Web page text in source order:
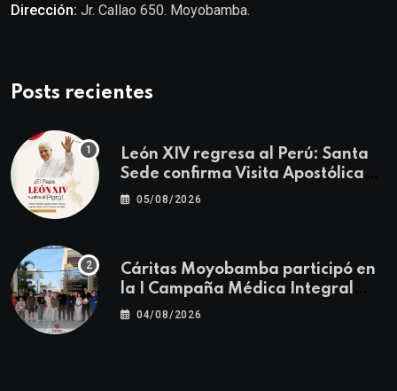
Dirección: Jr. Callao 650. Moyobamba.
Posts recientes
León XIV regresa al Perú: Santa
Sede confirma Visita Apostólica
del 11 al 17 de noviembre
05/08/2026
Cáritas Moyobamba participó en
la I Campaña Médica Integral
Gratuita llevando salud y
04/08/2026